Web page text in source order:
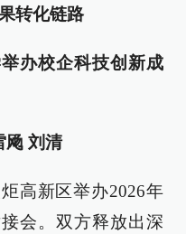
转化链路
办校企科技创新成
飏 刘清
高新区举办2026年
会。双方释放出深